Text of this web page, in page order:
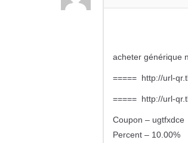
acheter générique
===== http://url-
===== http://url-
Coupon – ugtfxdce
Percent – 10.00%